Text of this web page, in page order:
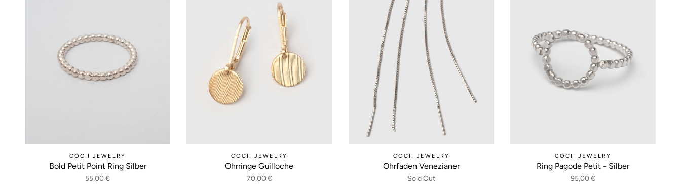
COCII JEWELRY
Bold Petit Point Ring Silber
55,00 €
COCII JEWELRY
Ohrringe Guilloche
70,00 €
COCII JEWELRY
Ohrfaden Venezianer
Sold Out
COCII JEWELRY
Ring Pagode Petit - Silber
95,00 €